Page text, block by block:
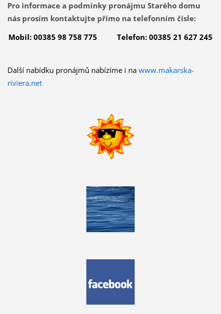
Pro informace a podmínky pronájmu Starého domu
nás prosím kontaktujte přímo na telefonním čísle:
Mobil: 00385 98 758 775 Telefon: 00385 21 627 245
Další nabídku pronájmů nabízíme i na www.makarska-
riviera.net